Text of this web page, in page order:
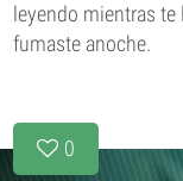
leyendo mientras
fumaste anoche.
0